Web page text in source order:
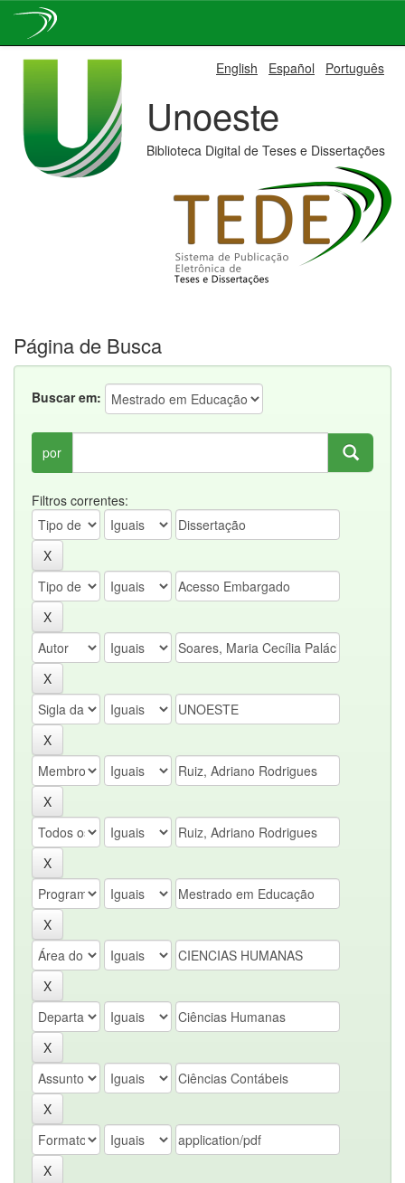
English Español Português
Unoeste
Biblioteca Digital de Teses e Dissertações
Página de Busca
Buscar em:
por
Filtros correntes: